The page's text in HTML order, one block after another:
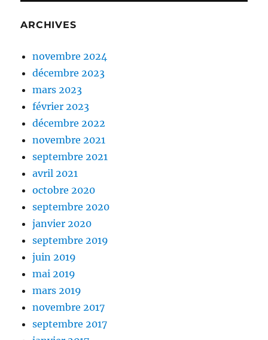
ARCHIVES
novembre 2024
décembre 2023
mars 2023
février 2023
décembre 2022
novembre 2021
septembre 2021
avril 2021
octobre 2020
septembre 2020
janvier 2020
septembre 2019
juin 2019
mai 2019
mars 2019
novembre 2017
septembre 2017